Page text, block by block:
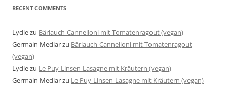
RECENT COMMENTS
Lydiezu Bärlauch-Cannelloni mit Tomatenragout (vegan)
Germain Medlarzu Bärlauch-Cannelloni mit Tomatenragout
(vegan)
Lydiezu Le Puy-Linsen-Lasagne mit Kräutern (vegan)
Germain Medlarzu Le Puy-Linsen-Lasagne mit Kräutern (vegan)